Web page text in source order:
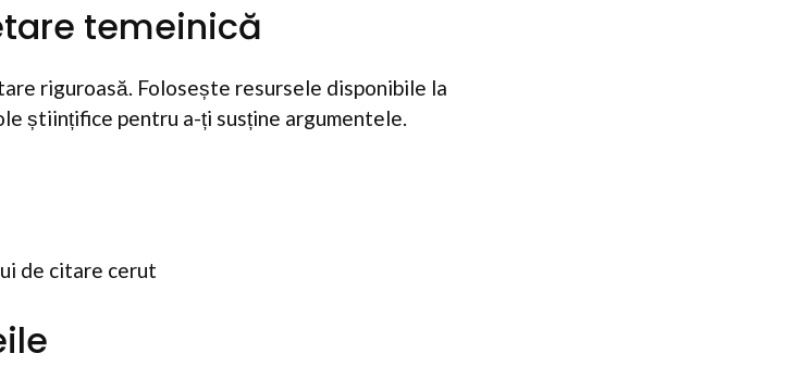
temeinică
riguroasă. Folosește resursele disponibile la
științifice pentru a-ți susține argumentele.
de citare cerut